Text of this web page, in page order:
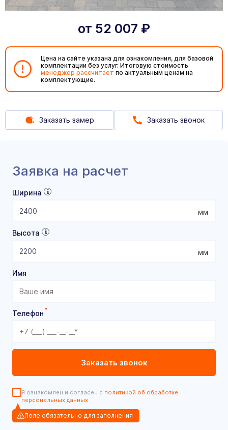
от 52 007 ₽
Цена на сайте указана для ознакомления, для базовой
комплектации без услуг. Итоговую стоимость
менеджер рассчитает по актуальным ценам на
комплектующие.
Заказать замер Заказать звонок
Заявка на расчет
Ширина
мм
Высота
мм
Имя
Телефон *
Я ознакомлен и согласен с политикой об обработке
персональных данных
Поле обязательно для заполнения